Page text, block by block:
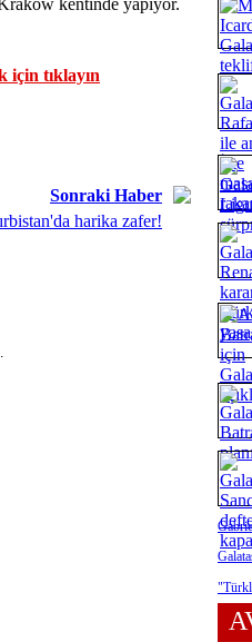
için tıklayın
Sonraki Haber
harika zafer!